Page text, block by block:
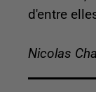
d'entre
Nicolas